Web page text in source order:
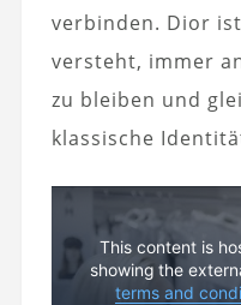
verbinden. Dior
versteht, immer
zu bleiben und
klassische
This content is
showing the
terms and